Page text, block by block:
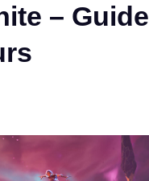
– Guide